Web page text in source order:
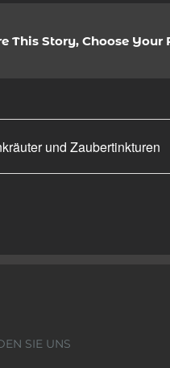
This Story, Choose Your
und Zaubertinkturen
SIE UNS